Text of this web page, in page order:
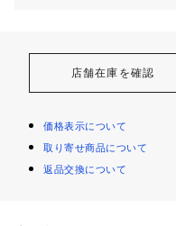
店舗在庫を確認
価格表示について
取り寄せ商品について
返品交換について